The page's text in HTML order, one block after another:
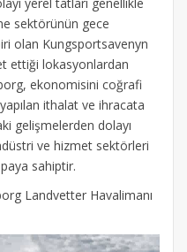
yerel tatları genellikle
sektörünün gece
olan Kungsportsavenyn
ettiği lokasyonlardan
ekonomisini coğrafi
ithalat ve ihracata
gelişmelerden dolayı
ve hizmet sektörleri
sahiptir.
Landvetter Havalimanı